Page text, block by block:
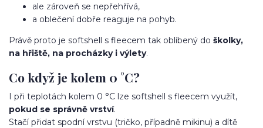
ale zároveň se nepřehřívá,
a oblečení dobře reaguje na pohyb.
Právě proto je softshell s fleecem tak oblíbený do školky,
na hřiště, na procházky i výlety.
Co když je kolem 0 °C?
I při teplotách kolem 0 °C lze softshell s fleecem využít,
pokud se správně vrství.
Stačí přidat spodní vrstvu (tričko, případně mikinu) a dítě